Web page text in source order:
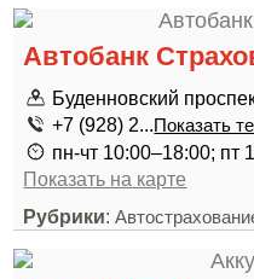
Автобанк
Буденновский
+7 (928) 2...Показать
пн-чт 10:00–18:00; пт
Показать на карте
Рубрики: